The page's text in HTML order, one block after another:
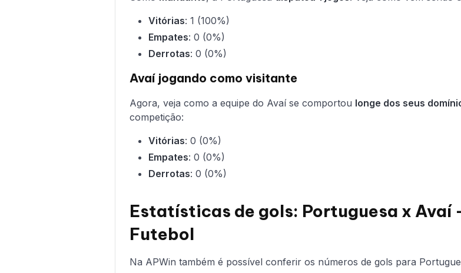
Vitórias: 1 (100%)
Empates: 0 (0%)
Derrotas: 0 (0%)
Avaí jogando como visitante
Agora, veja como a equipe do Avaí se comportou longe dos seus
competição:
Vitórias: 0 (0%)
Empates: 0 (0%)
Derrotas: 0 (0%)
Estatísticas de gols: Portuguesa x Avaí
Futebol
Na APWin também é possível conferir os números de gols para